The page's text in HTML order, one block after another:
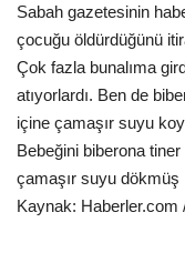
Sabah gazetesinin
çocuğu öldürdüğünü
Çok fazla bunalıma
atıyorlardı. Ben de
içine çamaşır suyu
Bebeğini biberona
çamaşır suyu dökmüş
Kaynak: Haberler.com